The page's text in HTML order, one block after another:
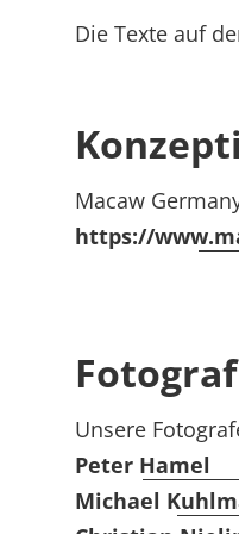
Die Texte auf
Macaw
https://
Unsere
Peter Hamel
Michael